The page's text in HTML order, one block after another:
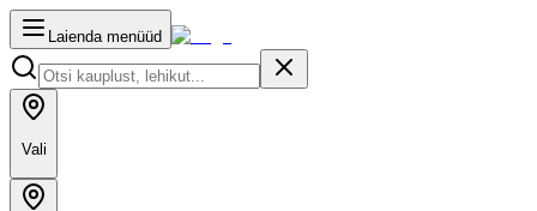
Laienda menüüd
Vali